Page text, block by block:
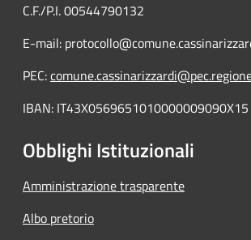
C.F./P.I. 00544790132
E-mail:
PEC:
IBAN: IT43X0569651010000009090X15
Obblighi Istituzionali
Amministrazione trasparente
Albo pretorio